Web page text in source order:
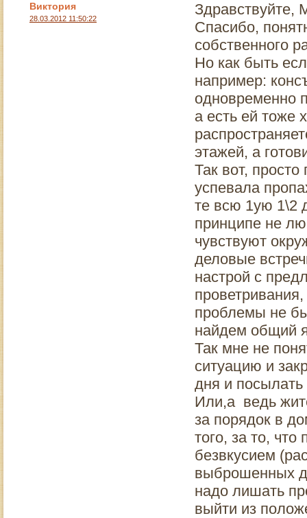
Виктория
28.03.2012 11:50:22
Здравствуйте,
Спасибо,
собственного
Но как быть
например:
одновременно
а есть ей тоже
этажей, а
Так вот,
успевала
те всю 1ую 1\2
принципе не
чувствуют
деловые
настрой с
проблемы не
найдем общий
Так мне не
ситуацию и
дня и
Или,а ведь
за порядок в
того, за то,
безвкусием
выброшенных
надо лишать
выйти из